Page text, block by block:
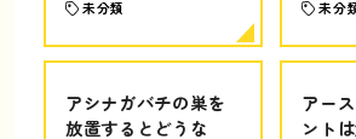
未分類 未分
アシナガバチの巣を
放置するとどうな
アー
ント